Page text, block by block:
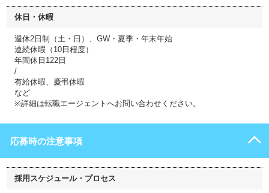
休日・休暇
週休2日制（土・日）、GW・夏季・年末年始
連続休暇（10日程度）
年間休日122日
/
有給休暇、慶弔休暇
など
※詳細は転職エージェントへお問い合わせください。
応募時の注意事項
採用スケジュール・プロセス